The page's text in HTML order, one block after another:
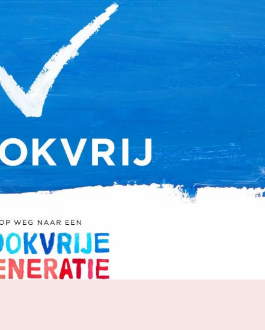
Inloggen ArenA portaal
OVER ONS